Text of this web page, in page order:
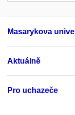
Masarykova
Aktuálně
Pro uchazeče